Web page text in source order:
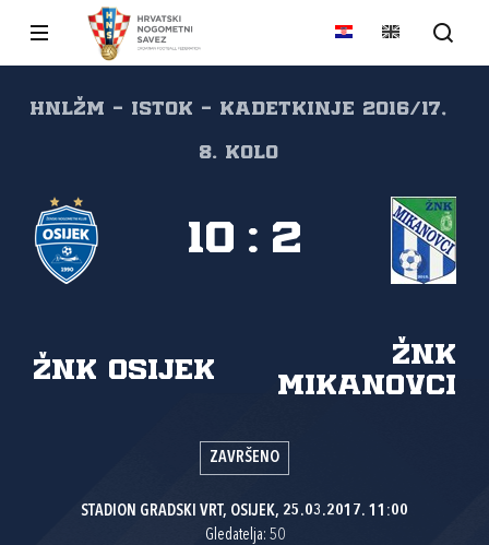
HNLŽM - ISTOK - KADETKINJE 2016/17,
8. kolo
ŽNK Osijek
ŽNK
Mikanovci
10 : 2
ZAVRŠENO
STADION GRADSKI VRT, OSIJEK, 25.03.2017. 11:00
Gledatelja: 50